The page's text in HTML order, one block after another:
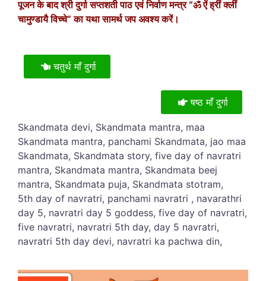
पूजन के बाद श्री दुर्गा सप्तशती पाठ एवं निर्वाण मन्त्र “ॐ ऐं ह्रीं क्लीं
चामुण्डायै विच्चे” का यथा सामर्थ जप अवश्य करें।
चतुर्थ माँ दुर्गा
षष्ठ माँ दुर्गा
Skandmata devi, Skandmata mantra, maa
Skandmata mantra, panchami Skandmata, jao maa
Skandmata, Skandmata story, five day of navratri
mantra, Skandmata mantra, Skandmata beej
mantra, Skandmata puja, Skandmata stotram,
5th day of navratri, panchami navratri , navarathri
day 5, navratri day 5 goddess, five day of navratri,
five navratri, navratri 5th day, day 5 navratri,
navratri 5th day devi, navratri ka pachwa din,